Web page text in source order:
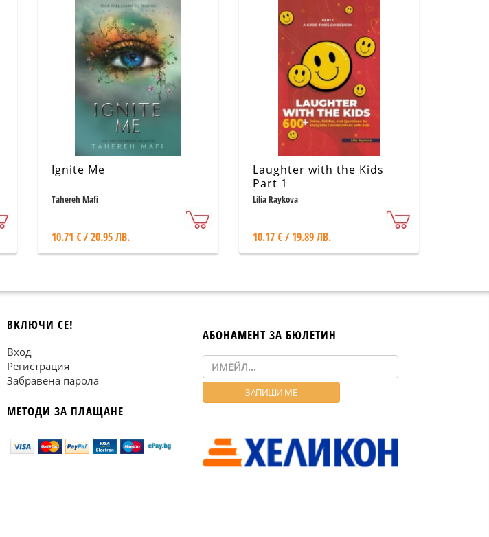
Ignite Me
Tahereh Mafi
10.71 € / 20.95 ЛВ.
Laughter with the Kids
Part 1
Lilia Raykova
10.17 € / 19.89 ЛВ.
ВКЛЮЧИ СЕ!
Вход
Регистрация
Забравена парола
МЕТОДИ ЗА ПЛАЩАНЕ
АБОНАМЕНТ ЗА БЮЛЕТИН